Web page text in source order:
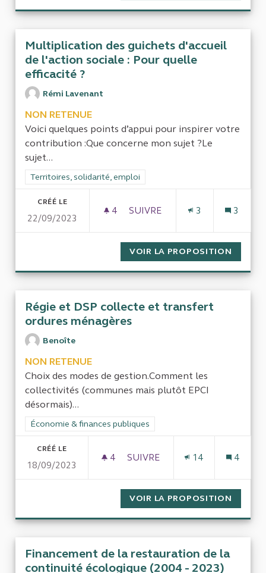
Multiplication des guichets d'accueil
de l'action sociale : Pour quelle
efficacité ?
Rémi Lavenant
NON RETENUE
Voici quelques points d’appui pour inspirer votre
contribution :Que concerne mon sujet ?Le
sujet...
Filtrer les résultats de la catégorie : Territoires, solidarité,
Territoires, solidarité, emploi
CRÉÉ LE
22/09/2023
4 4 ABONNÉS
SUIVRE
3 3
VOIR LA PROPOSITION
Régie et DSP collecte et transfert
ordures ménagères
Benoîte
NON RETENUE
Choix des modes de gestion.Comment les
collectivités (communes mais plutôt EPCI
désormais)...
Filtrer les résultats de la catégorie : Économie & finances
Économie & finances publiques
CRÉÉ LE
18/09/2023
4 4 ABONNÉS
SUIVRE
14 4
VOIR LA PROPOSITION
Financement de la restauration de la
continuité écologique (2004 - 2023)